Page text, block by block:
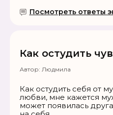
Посмотреть ответы
Как остудить
Автор: Людмила
Как остудить себя от
любви, мне кажется
может появилась